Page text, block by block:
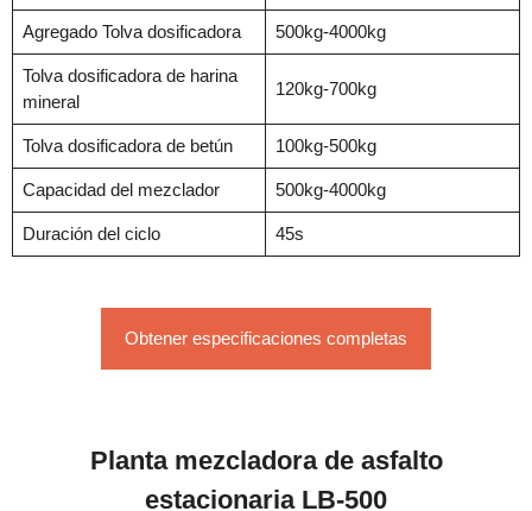
Agregado Tolva dosificadora 500kg-4000kg
Tolva dosificadora de harina
mineral
120kg-700kg
Tolva dosificadora de betún 100kg-500kg
Capacidad del mezclador 500kg-4000kg
Duración del ciclo 45s
Obtener especificaciones completas
Planta mezcladora de asfalto
estacionaria LB-500